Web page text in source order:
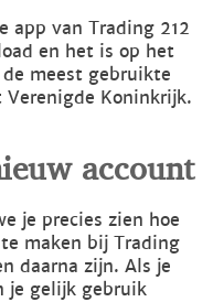
app van Trading 212
en het is op het
meest gebruikte
Koninkrijk.
account
je precies zien hoe
maken bij Trading
daarna zijn. Als je
je gelijk gebruik